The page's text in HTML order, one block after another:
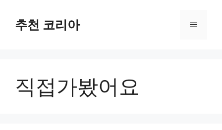
추천 코리아 메
직접가봤어요